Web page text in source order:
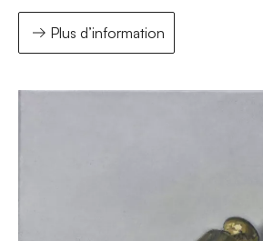
Plus d’information